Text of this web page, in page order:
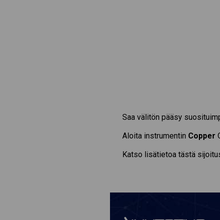
Saa välitön pääsy
Aloita instrumentin Copper
Katso lisätietoa tästä